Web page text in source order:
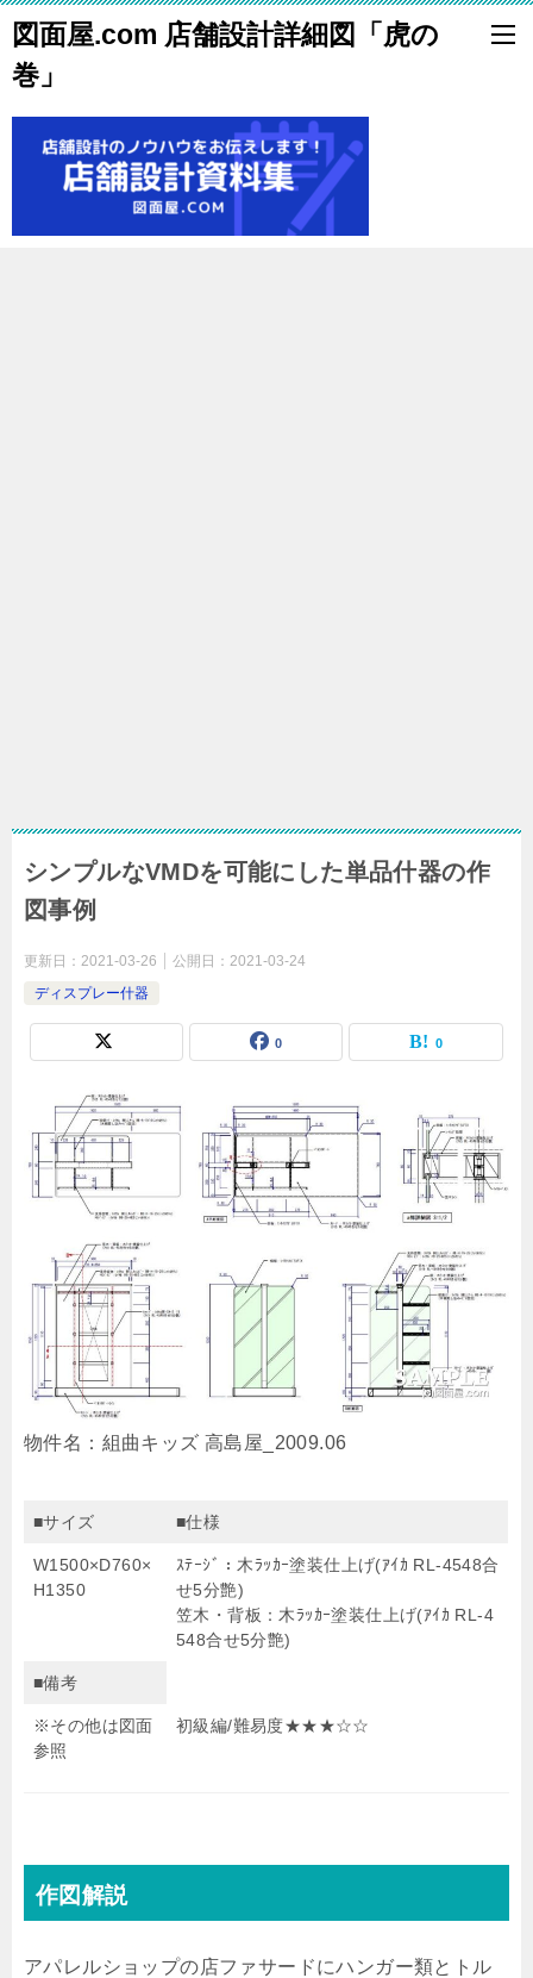
図面屋.com 店舗設計詳細図「虎の
巻」
シンプルなVMDを可能にした単品什器の作
図事例
更新日： 2021-03-26 公開日： 2021-03-24
ディスプレー什器
0 0
物件名：組曲キッズ 高島屋_2009.06
■サイズ ■仕様
W1500×D760×
H1350
ｽﾃｰｼﾞ：木ﾗｯｶｰ塗装仕上げ(ｱｲｶ RL-4548合
せ5分艶)
笠木・背板：木ﾗｯｶｰ塗装仕上げ(ｱｲｶ RL-4
548合せ5分艶)
■備考
※その他は図面
参照
初級編/難易度★★★☆☆
作図解説
アパレルショップの店ファサードにハンガー類とトル